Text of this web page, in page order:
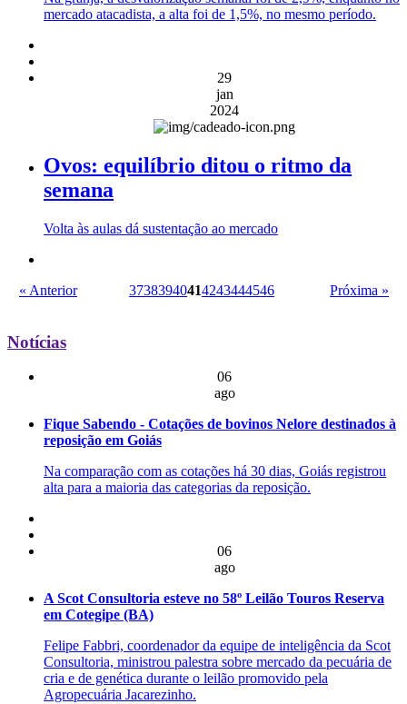
mercado atacadista, a alta foi de 1,5%, no mesmo período.
29
jan
2024
Ovos: equilíbrio ditou o ritmo da
semana
Volta às aulas dá sustentação ao mercado
« Anterior 37383940414243444546 Próxima »
Notícias
06
ago
Fique Sabendo - Cotações de bovinos Nelore destinados à
reposição em Goiás
Na comparação com as cotações há 30 dias, Goiás registrou
alta para a maioria das categorias da reposição.
06
ago
A Scot Consultoria esteve no 58º Leilão Touros Reserva
em Cotegipe (BA)
Felipe Fabbri, coordenador da equipe de inteligência da Scot
Consultoria, ministrou palestra sobre mercado da pecuária de
cria e de genética durante o leilão promovido pela
Agropecuária Jacarezinho.